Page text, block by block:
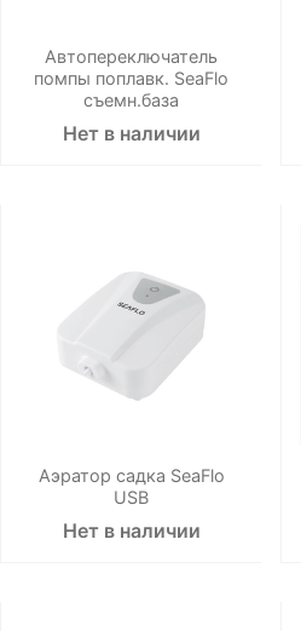
Автопереключатель
помпы поплавк. SeaFlo
съемн.база
Нет в наличии
Аэратор садка SeaFlo
USB
Нет в наличии